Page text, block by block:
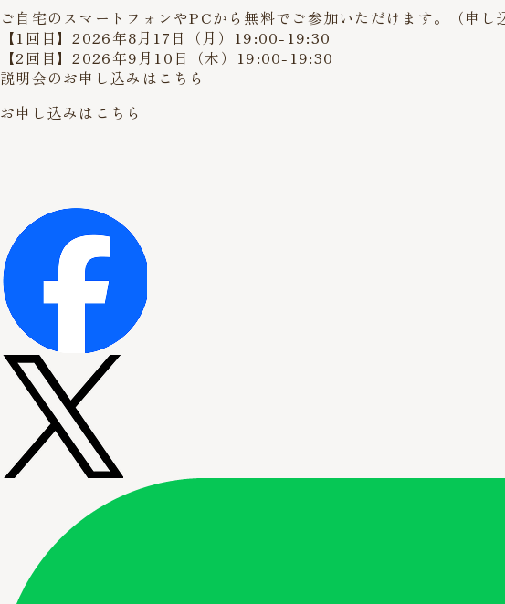
ご自宅のスマートフォンやPCから無料でご参加いただけます。（申し
【1回目】2026年8月17日（月）19:00-19:30
【2回目】2026年9月10日（木）19:00-19:30
説明会のお申し込みはこちら
お申し込みはこちら